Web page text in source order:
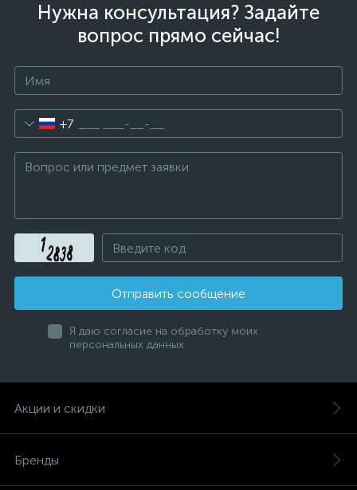
Нужна консультация? Задайте
вопрос прямо сейчас!
+7
Отправить сообщение
Я даю согласие на обработку моих
персональных данных
Акции и скидки
Бренды